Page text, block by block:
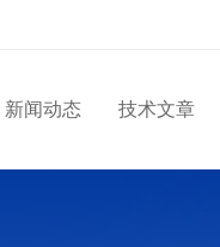
新闻动态 技术文章